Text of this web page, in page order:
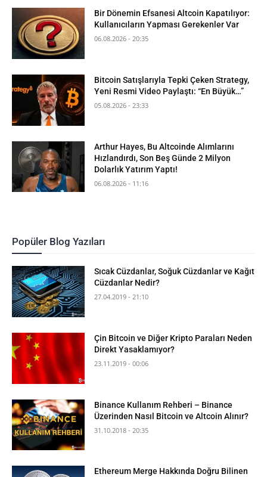
Bir Dönemin Efsanesi Altcoin Kapatılıyor:
Kullanıcıların Yapması Gerekenler Var
06.08.2026 - 20:35
Bitcoin Satışlarıyla Tepki Çeken Strategy,
Yeni Resmi Video Paylaştı: “En Büyük…”
05.08.2026 - 23:33
Arthur Hayes, Bu Altcoinde Alımlarını
Hızlandırdı, Son Beş Günde 2 Milyon
Dolarlık Yatırım Yaptı!
06.08.2026 - 11:16
Popüler Blog Yazıları
Sıcak Cüzdanlar, Soğuk Cüzdanlar ve Kağıt
Cüzdanlar Nedir?
27.04.2019 - 21:10
Çin Bitcoin ve Diğer Kripto Paraları Neden
Direkt Yasaklamıyor?
23.11.2019 - 00:06
Binance Kullanım Rehberi – Binance
Üzerinden Nasıl Bitcoin ve Altcoin Alınır?
31.10.2018 - 20:35
Ethereum Merge Hakkında Doğru Bilinen